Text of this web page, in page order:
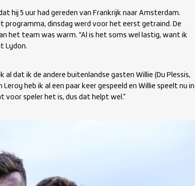
hij 5 uur had gereden van Frankrijk naar Amsterdam.
dinsdag werd voor het eerst getraind. De
het team was warm. “Al is het soms wel lastig, want ik
Lydon.
dat ik de andere buitenlandse gasten Willie (Du Plessis,
heb ik al een paar keer gespeeld en Willie speelt nu in
speler het is, dus dat helpt wel.”